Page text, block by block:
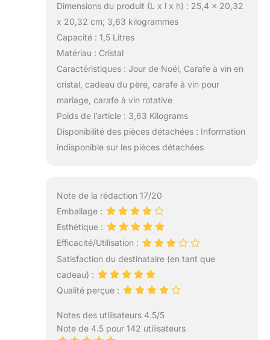
Dimensions du produit (L x l x h) : 25,4 x 20,32
x 20,32 cm; 3,63 kilogrammes
Capacité : 1,5 Litres
Matériau : Cristal
Caractéristiques : Jour de Noël, Carafe à vin en
cristal, cadeau du père, carafe à vin pour
mariage, carafe à vin rotative
Poids de l’article : 3,63 Kilograms
Disponibilité des pièces détachées : Information
indisponible sur les pièces détachées
Note de la rédaction 17/20
Emballage :
Esthétique :
Efficacité/Utilisation :
Satisfaction du destinataire (en tant que
cadeau) :
Qualité perçue :
Notes des utilisateurs 4.5/5
Note de 4.5 pour 142 utilisateurs